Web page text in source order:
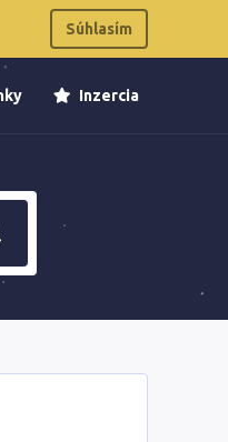
Súhlasím
Inzercia